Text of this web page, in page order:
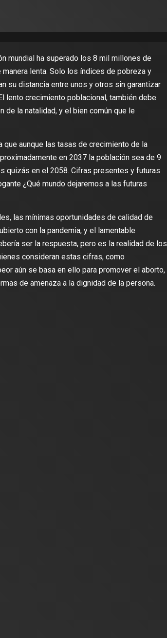
mundial ha superado los 8 mil millones de
lenta. Solo los índices de pobreza y
su distancia entre unos y otros sin garantizar
lento crecimiento poblacional, también debe
la natalidad, y el bien común que le
que aunque las tasas de crecimiento de la
en 2037 la población sea de 9
quizás en el 2058. Cifras presentes y futuras
¿Qué mundo dejaremos a las futuras
las mínimas oportunidades de calidad de
con la pandemia, y el lamentable
ser la respuesta, pero es la realidad de los
consideran estas cifras, como
aún se basa en ello para promover el aborto,
de amenaza a la dignidad de la persona.